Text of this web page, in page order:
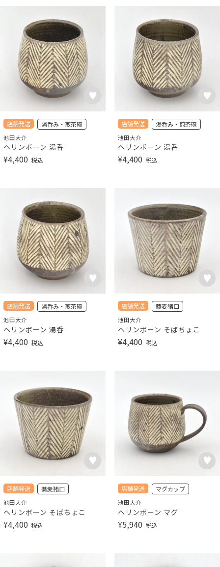
店舗発送 湯呑み・煎茶碗
池田大介
ヘリンボーン 湯呑
¥4,400 税込
店舗発送 湯呑み・煎茶碗
池田大介
ヘリンボーン 湯呑
¥4,400 税込
店舗発送 湯呑み・煎茶碗
池田大介
ヘリンボーン 湯呑
¥4,400 税込
店舗発送 蕎麦猪口
池田大介
ヘリンボーン そばちょこ
¥4,400 税込
店舗発送 蕎麦猪口
池田大介
ヘリンボーン そばちょこ
¥4,400 税込
店舗発送 マグカップ
池田大介
ヘリンボーン マグ
¥5,940 税込